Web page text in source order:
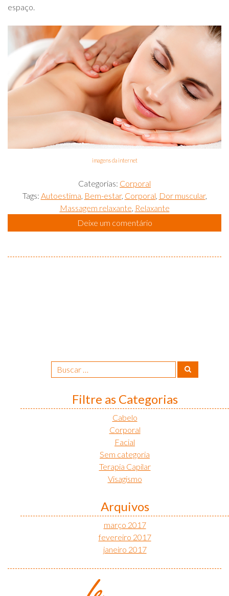
espaço.
imagens da internet
Categorias: Corporal
Tags: Autoestima, Bem-estar, Corporal, Dor muscular,
Massagem relaxante, Relaxante
Deixe um comentário
Buscar
por:
Filtre as Categorias
Cabelo
Corporal
Facial
Sem categoria
Terapia Capilar
Visagismo
Arquivos
março 2017
fevereiro 2017
janeiro 2017